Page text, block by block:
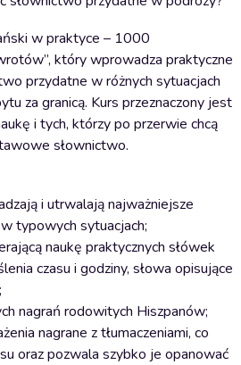
w praktyce – 1000
który wprowadza praktyczne
przydatne w różnych sytuacjach
za granicą. Kurs przeznaczony jest
i tych, którzy po przerwie chcą
słownictwo.
i utrwalają najważniejsze
typowych sytuacjach;
naukę praktycznych słówek
czasu i godziny, słowa opisujące
nagrań rodowitych Hiszpanów;
nagrane z tłumaczeniami, co
oraz pozwala szybko je opanować